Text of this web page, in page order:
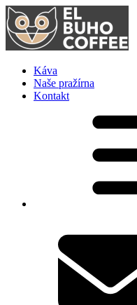
Káva
Naše pražírna
Kontakt